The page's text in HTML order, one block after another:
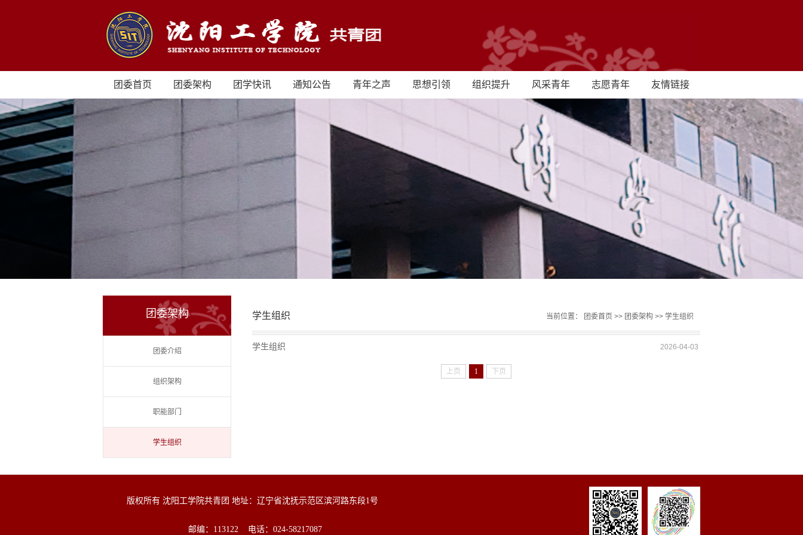
团委首页 团委架构 团学快讯 通知公告 青年之声 思想引领 组织提升 风采青年 志愿青年 友情链接
团委架构
团委介绍
组织架构
职能部门
学生组织
学生组织 当前位置： 团委首页 >> 团委架构 >> 学生组织
学生组织 2026-04-03
上页 1 下页
版权所有 沈阳工学院共青团 地址：辽宁省沈抚示范区滨河路东段1号
邮编：113122 电话：024-58217087